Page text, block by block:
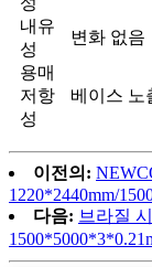
내유
성
변화 없음
용매
저항
성
베이스 노
이전의:
1220*2440mm/
다음: 브라질